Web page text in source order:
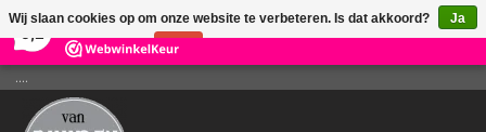
26 Reviews ×
....
Wij slaan cookies op om onze website te verbeteren. Is dat akkoord?
Ja
Nee